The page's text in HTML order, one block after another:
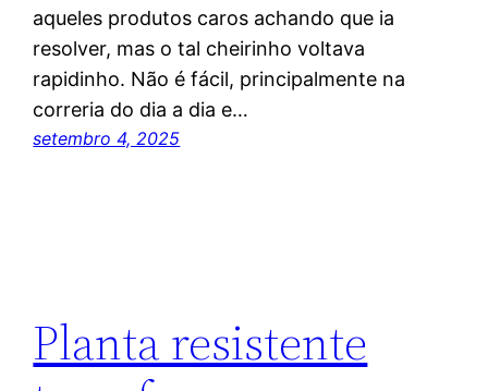
aqueles produtos caros achando que ia
resolver, mas o tal cheirinho voltava
rapidinho. Não é fácil, principalmente na
correria do dia a dia e…
setembro 4, 2025
Planta resistente